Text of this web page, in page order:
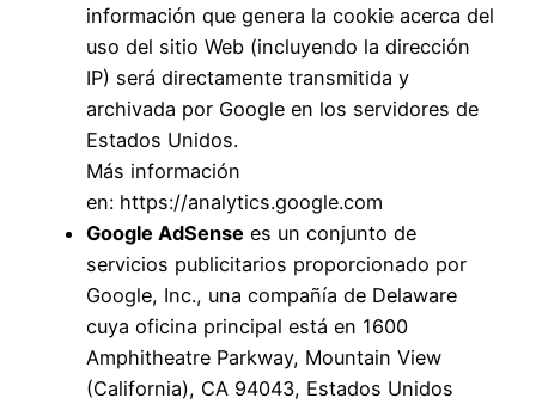
información que genera la cookie acerca del
uso del sitio Web (incluyendo la dirección
IP) será directamente transmitida y
archivada por Google en los servidores de
Estados Unidos.
Más información
en: https://analytics.google.com
Google AdSense es un conjunto de
servicios publicitarios proporcionado por
Google, Inc., una compañía de Delaware
cuya oficina principal está en 1600
Amphitheatre Parkway, Mountain View
(California), CA 94043, Estados Unidos